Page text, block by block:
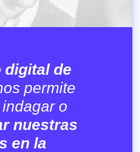
digital de
permite
o
nuestras
en la